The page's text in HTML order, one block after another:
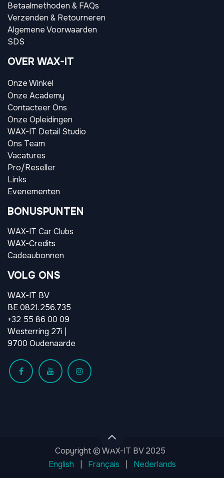
Betaalmethoden & FAQs
Verzenden & Retourneren
Algemene Voorwaarden
SDS
OVER WAX-IT
Onze Winkel
Onze Academy
Contacteer Ons
Onze Opleidingen
WAX-IT Detail Studio
Ons Team
Vacatures
Pro/Reseller
Links
Evenementen
BONUSPUNTEN
WAX-IT Car Clubs
WAX-Credits
Cadeaubonnen
VOLG ONS
WAX-IT BV
BE 0821.256.735
+32 55 86 00 09
Westerring 27i |
9700 Oudenaarde
Copyright © WAX-IT BV 2025
English
Français Nederlands